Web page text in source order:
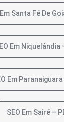
Santa Fé De
Em Niquelândia
Em Paranaiguara
SEO Em Sairé –